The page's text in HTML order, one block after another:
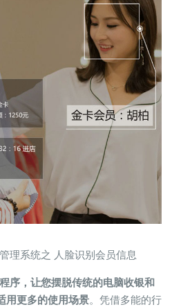
理系统之 人脸识别会员信息
序，让您摆脱传统的电脑收银和
用更多的使用场景。凭借多能的行